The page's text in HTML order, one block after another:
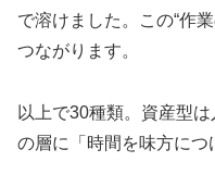
で溶けました。この“作
つながります。
以上で30種類。資産型
の層に「時間を味方につ